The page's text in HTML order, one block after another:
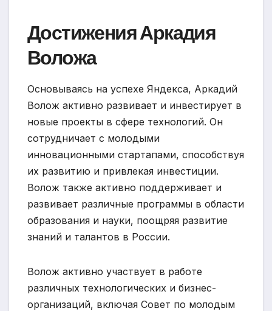
Достижения Аркадия
Воложа
Основываясь на успехе Яндекса, Аркадий
Волож активно развивает и инвестирует в
новые проекты в сфере технологий. Он
сотрудничает с молодыми
инновационными стартапами, способствуя
их развитию и привлекая инвестиции.
Волож также активно поддерживает и
развивает различные программы в области
образования и науки, поощряя развитие
знаний и талантов в России.
Волож активно участвует в работе
различных технологических и бизнес-
организаций, включая Совет по молодым